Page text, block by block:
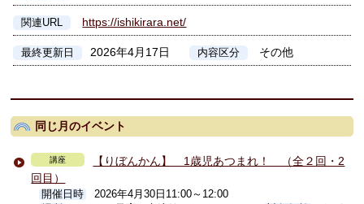
関連URL https://ishikirara.net/
最終更新日 2026年4月17日 内容区分 その他
同じ月のイベント
講座
【りぼんかん】 1歳児あつまれ！ （全２回・2
回目）
開催日時
2026年4月30日11:00～12:00